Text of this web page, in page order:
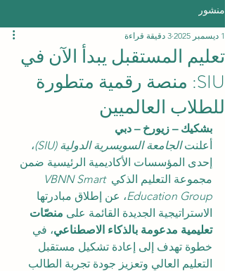
منشور
تعليم المستقبل يبدأ الآن في
SIU: منصة رقمية متطورة
للطلاب العالميين
1 ديسمبر 2025 3 دقيقة قراءة
بشكيك – زيورخ – دبي
أعلنت الجامعة السويسرية الدولية (SIU)
،
إحدى المؤسسات الأكاديمية الرئيسية ضمن
مجموعة التعليم الذكي VBNN Smart
Education Group، عن إطلاق مبادرتها
الاستراتيجية الجديدة القائمة على منصّات
تعليمية مدعومة بالذكاء الاصطناعي، في
خطوة تهدف إلى إعادة تشكيل مستقبل
التعليم العالي وتعزيز جودة تجربة الطالب